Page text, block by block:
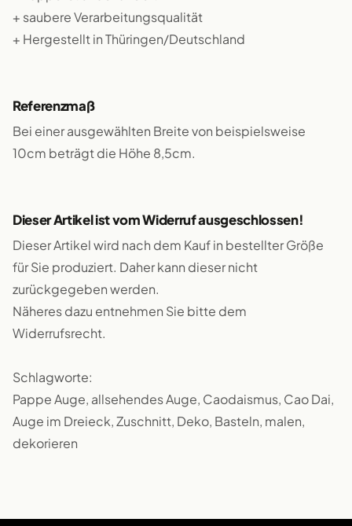
+ saubere Verarbeitungsqualität
+ Hergestellt in Thüringen/Deutschland
Referenzmaß
Bei einer ausgewählten Breite von beispielsweise
10cm beträgt die Höhe 8,5cm.
Dieser Artikel ist vom Widerruf ausgeschlossen!
Dieser Artikel wird nach dem Kauf in bestellter Größe
für Sie produziert. Daher kann dieser nicht
zurückgegeben werden.
Näheres dazu entnehmen Sie bitte dem
Widerrufsrecht.
Schlagworte:
Pappe Auge, allsehendes Auge, Caodaismus, Cao Dai,
Auge im Dreieck, Zuschnitt, Deko, Basteln, malen,
dekorieren